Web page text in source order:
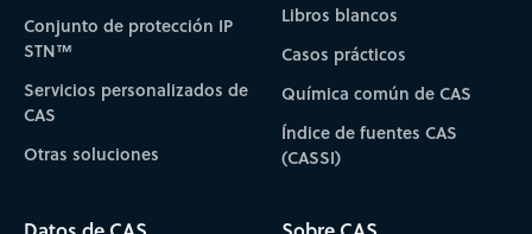
Conjunto de protección IP
STN™
Servicios personalizados de
CAS
Otras soluciones
Libros blancos
Casos prácticos
Química común de CAS
Índice de fuentes CAS
(CASSI)